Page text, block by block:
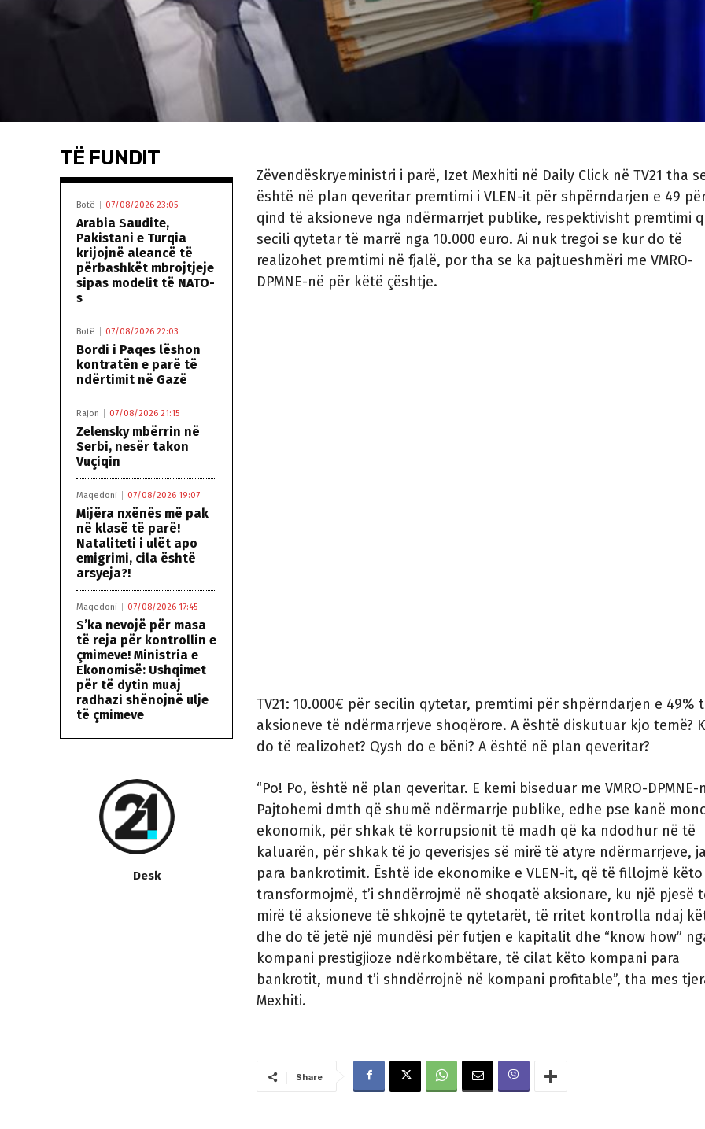
TË FUNDIT
Botë 07/08/2026 23:05
Arabia Saudite,
Pakistani e Turqia
krijojnë aleancë të
përbashkët mbrojtjeje
sipas modelit të NATO-
s
Botë 07/08/2026 22:03
Bordi i Paqes lëshon
kontratën e parë të
ndërtimit në Gazë
Rajon 07/08/2026 21:15
Zelensky mbërrin në
Serbi, nesër takon
Vuçiqin
Maqedoni 07/08/2026 19:07
Mijëra nxënës më pak
në klasë të parë!
Nataliteti i ulët apo
emigrimi, cila është
arsyeja?!
Maqedoni 07/08/2026 17:45
S’ka nevojë për masa
të reja për kontrollin e
çmimeve! Ministria e
Ekonomisë: Ushqimet
për të dytin muaj
radhazi shënojnë ulje
të çmimeve
Desk
Zëvendëskryeministri i parë, Izet Mexhiti në Daily Click në TV21 tha
është në plan qeveritar premtimi i VLEN-it për shpërndarjen e 49
qind të aksioneve nga ndërmarrjet publike, respektivisht premtimi
secili qytetar të marrë nga 10.000 euro. Ai nuk tregoi se kur do të
realizohet premtimi në fjalë, por tha se ka pajtueshmëri me VMRO-
DPMNE-në për këtë çështje.
TV21: 10.000€ për secilin qytetar, premtimi për shpërndarjen e 49%
aksioneve të ndërmarrjeve shoqërore. A është diskutuar kjo temë?
do të realizohet? Qysh do e bëni? A është në plan qeveritar?
“Po! Po, është në plan qeveritar. E kemi biseduar me VMRO-DPMNE-
Pajtohemi dmth që shumë ndërmarrje publike, edhe pse kanë
ekonomik, për shkak të korrupsionit të madh që ka ndodhur në të
kaluarën, për shkak të jo qeverisjes së mirë të atyre ndërmarrjeve,
para bankrotimit. Është ide ekonomike e VLEN-it, që të fillojmë këto
transformojmë, t’i shndërrojmë në shoqatë aksionare, ku një pjesë
mirë të aksioneve të shkojnë te qytetarët, të rritet kontrolla ndaj
dhe do të jetë një mundësi për futjen e kapitalit dhe “know how”
kompani prestigjioze ndërkombëtare, të cilat këto kompani para
bankrotit, mund t’i shndërrojnë në kompani profitable”, tha mes
Mexhiti.
Share